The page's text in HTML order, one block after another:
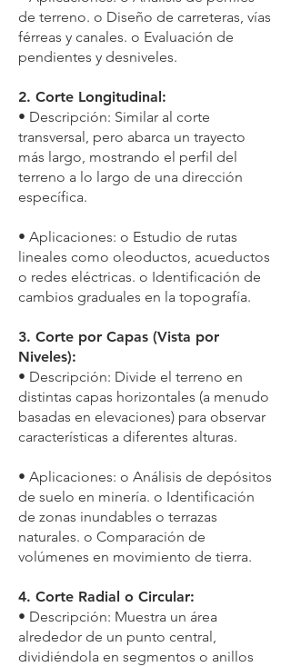
de terreno. o Diseño de carreteras, vías
férreas y canales. o Evaluación de
pendientes y desniveles.
2. Corte Longitudinal:
• Descripción: Similar al corte
transversal, pero abarca un trayecto
más largo, mostrando el perfil del
terreno a lo largo de una dirección
específica.
• Aplicaciones: o Estudio de rutas
lineales como oleoductos, acueductos
o redes eléctricas. o Identificación de
cambios graduales en la topografía.
3. Corte por Capas (Vista por
Niveles):
• Descripción: Divide el terreno en
distintas capas horizontales (a menudo
basadas en elevaciones) para observar
características a diferentes alturas.
• Aplicaciones: o Análisis de depósitos
de suelo en minería. o Identificación
de zonas inundables o terrazas
naturales. o Comparación de
volúmenes en movimiento de tierra.
4. Corte Radial o Circular:
• Descripción: Muestra un área
alrededor de un punto central,
dividiéndola en segmentos o anillos